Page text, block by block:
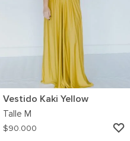
Vestido Kaki Yellow
Talle M
$90.000